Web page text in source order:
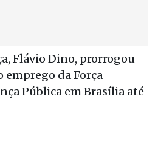
Flávio Dino, prorrogou
da Força
Pública em Brasília até